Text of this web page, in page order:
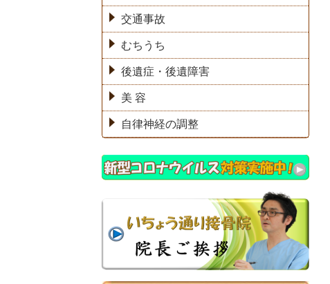
交通事故
むちうち
後遺症・後遺障害
美 容
自律神経の調整